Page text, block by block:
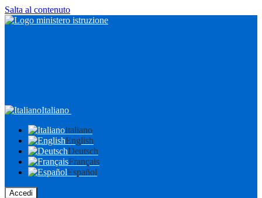
Salta al contenuto
Italiano
Italiano
English
Deutsch
Français
Español
Accedi